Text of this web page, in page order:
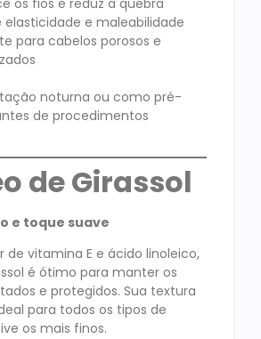
elasticidade e maleabilidade
para cabelos porosos e
noturna ou como pré-
de procedimentos
de Girassol
e toque suave
de vitamina E e ácido linoleico,
é ótimo para manter os
e protegidos. Sua textura
para todos os tipos de
os mais finos.